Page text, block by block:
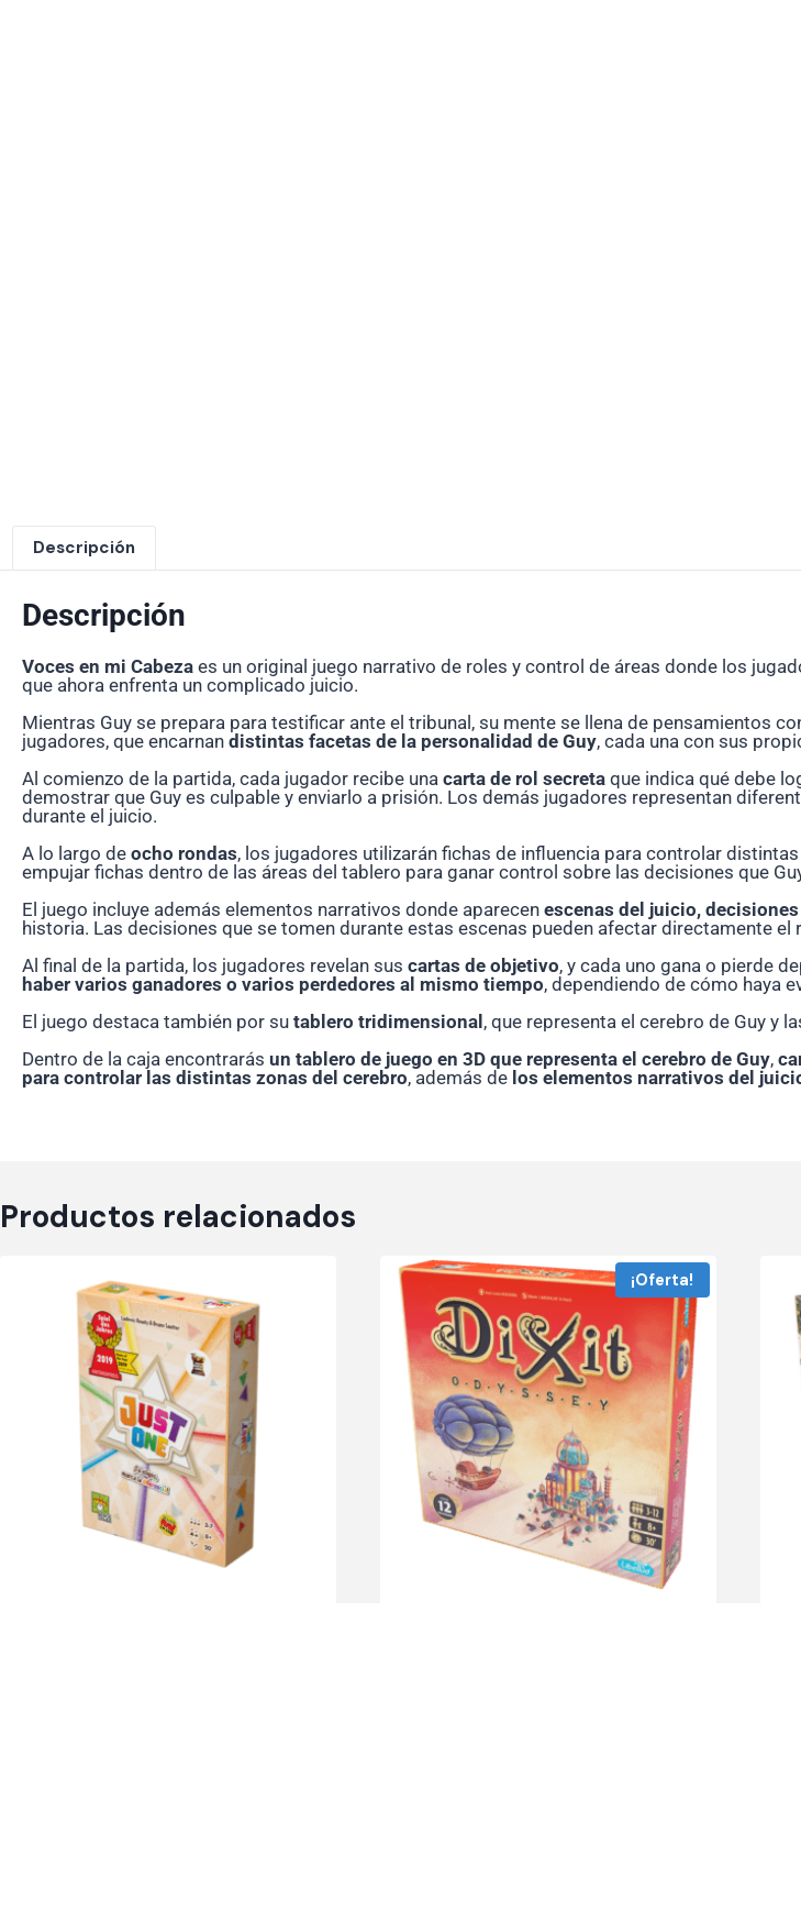
Descripción
Descripción
Voces en mi Cabeza es un original juego narrativo de roles y control de áreas donde los
que ahora enfrenta un complicado juicio.
Mientras Guy se prepara para testificar ante el tribunal, su mente se llena de pensamientos
jugadores, que encarnan distintas facetas de la personalidad de Guy, cada una con sus
Al comienzo de la partida, cada jugador recibe una carta de rol secreta que indica qué debe
demostrar que Guy es culpable y enviarlo a prisión. Los demás jugadores representan
durante el juicio.
A lo largo de ocho rondas, los jugadores utilizarán fichas de influencia para controlar
empujar fichas dentro de las áreas del tablero para ganar control sobre las decisiones que
El juego incluye además elementos narrativos donde aparecen escenas del juicio,
historia. Las decisiones que se tomen durante estas escenas pueden afectar directamente el
Al final de la partida, los jugadores revelan sus cartas de objetivo, y cada uno gana o pierde
haber varios ganadores o varios perdedores al mismo tiempo, dependiendo de cómo haya
El juego destaca también por su tablero tridimensional , que representa el cerebro de Guy y
Dentro de la caja encontrarás un tablero de juego en 3D que representa el cerebro de Guy,
para controlar las distintas zonas del cerebro, además de los elementos narrativos del
Productos relacionados
¡Oferta!